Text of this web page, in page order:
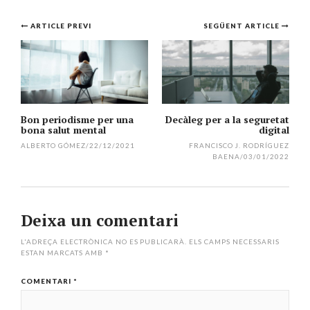
Navegació
per
l'article
SEGÜENT ARTICLE
Decàleg per a la seguretat
digital
FRANCISCO J. RODRÍGUEZ
BAENA/03/01/2022
ARTICLE PREVI
Bon periodisme per una
bona salut mental
ALBERTO GÓMEZ/22/12/2021
Deixa un comentari
L'ADREÇA ELECTRÒNICA NO ES PUBLICARÀ.
ELS CAMPS NECESSARIS
ESTAN MARCATS AMB *
COMENTARI *